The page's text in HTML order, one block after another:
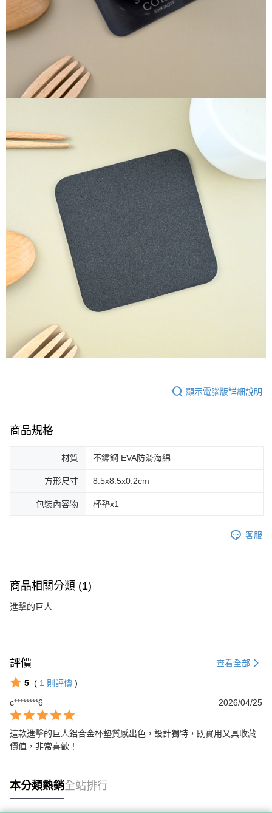
顯示電腦版詳細說明
商品規格
材質 不鏽鋼 EVA防滑海綿
方形尺寸 8.5x8.5x0.2cm
包裝內容物 杯墊x1
客服
商品相關分類 (1)
進擊的巨人
評價 查看全部
5 ( 1 則評價 )
c********6
2026/04/25
這款進擊的巨人鋁合金杯墊質感出色，設計獨特，既實用又具收藏
價值，非常喜歡！
本分類熱銷全站排行